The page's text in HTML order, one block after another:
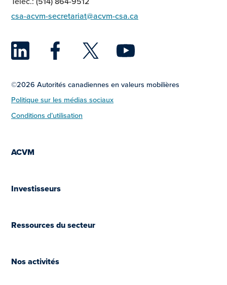
csa-acvm-secretariat@acvm-csa.ca
LinkedIn
Facebook
Twitter
©2026 Autorités canadiennes en valeurs mobilières
Politique sur les médias sociaux
Conditions d’utilisation
ACVM
Investisseurs
Ressources du secteur
Nos activités